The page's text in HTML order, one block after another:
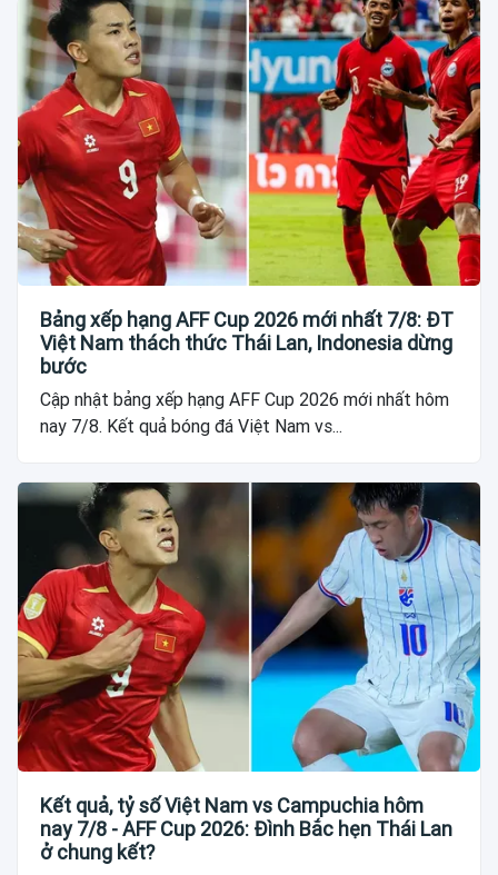
Bảng xếp hạng AFF Cup 2026 mới nhất 7/8: ĐT
Việt Nam thách thức Thái Lan, Indonesia dừng
bước
Cập nhật bảng xếp hạng AFF Cup 2026 mới nhất hôm
nay 7/8. Kết quả bóng đá Việt Nam vs...
Kết quả, tỷ số Việt Nam vs Campuchia hôm
nay 7/8 - AFF Cup 2026: Đình Bắc hẹn Thái Lan
ở chung kết?